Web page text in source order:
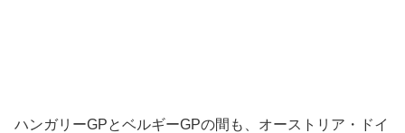
ハンガリーGPとベルギーGPの間も、オーストリア・ドイ